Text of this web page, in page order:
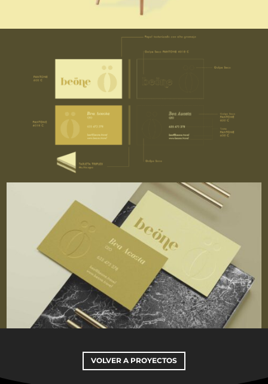
VOLVER A PROYECTOS